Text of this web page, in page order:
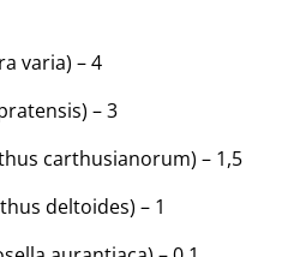
varia) – 4
– 3
carthusianorum) – 1,5
deltoides) – 1